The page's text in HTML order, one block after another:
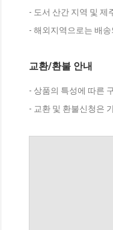
- 도서 산간 지역 및
- 해외지역으로는 배송
교환/환불 안내
- 상품의 특성에 따른
- 교환 및 환불신청은